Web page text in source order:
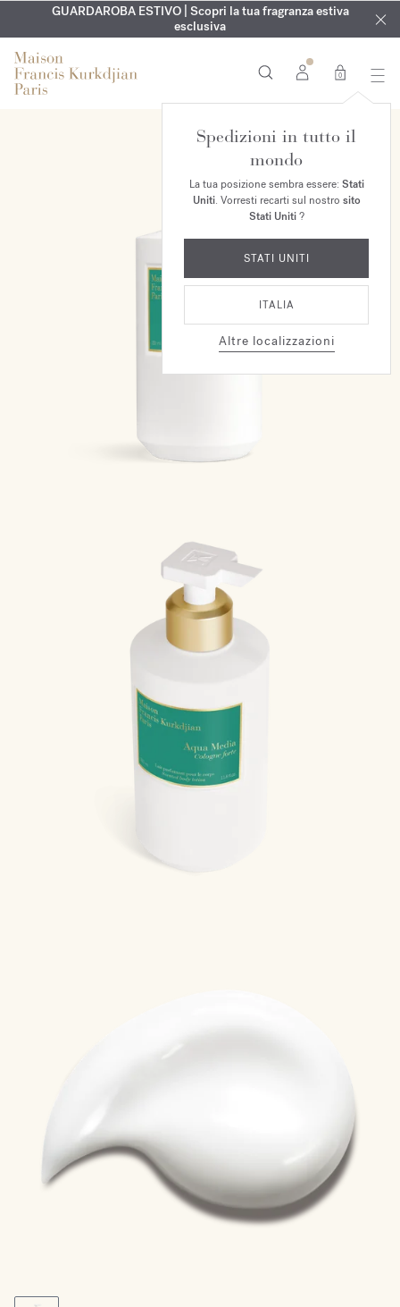
ESCLUSIVO | Scopri la nuova fragranza OUDvelvet moodnel
tuo ordine*
INCISIONE GRATUITA | Su tutte le fragranze e gli oli per il
corpo fino al 9 agosto
GUARDAROBA ESTIVO | Scopri la tua fragranza estiva
esclusiva
0
Spedizioni in tutto il
mondo
La tua posizione sembra essere: Stati
Uniti. Vorresti recarti sul nostro sito
Stati Uniti?
STATI UNITI
ITALIA
Altre localizzazioni